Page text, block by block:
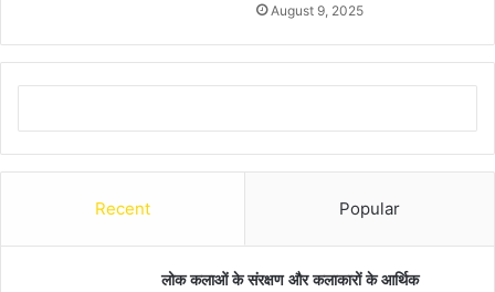
August 9, 2025
Recent Popular
लोक कलाओं के संरक्षण और कलाकारों के आर्थिक